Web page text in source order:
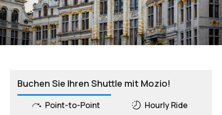
Buchen Sie Ihren Shuttle mit Mozio!
Point-to-Point Hourly Ride